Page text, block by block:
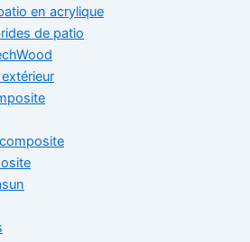
en acrylique
de patio